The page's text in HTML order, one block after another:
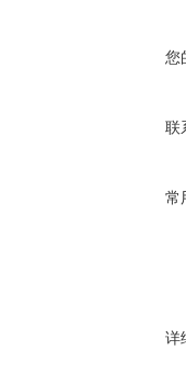
您
联
常
详